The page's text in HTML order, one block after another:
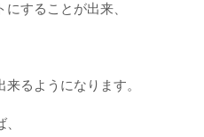
にすることが出来、
来るようになります。